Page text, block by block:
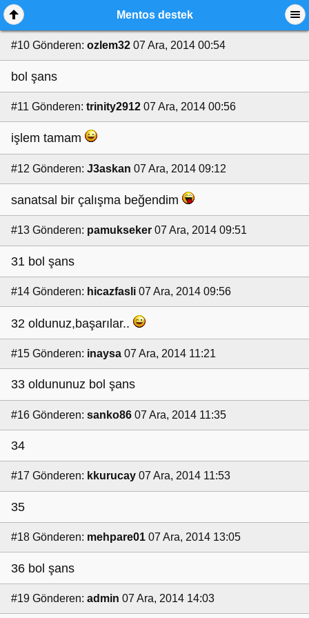
Mentos destek
#10 Gönderen: ozlem32 07 Ara, 2014 00:54
bol şans
#11 Gönderen: trinity2912 07 Ara, 2014 00:56
işlem tamam
#12 Gönderen: J3askan 07 Ara, 2014 09:12
sanatsal bir çalışma beğendim
#13 Gönderen: pamukseker 07 Ara, 2014 09:51
31 bol şans
#14 Gönderen: hicazfasli 07 Ara, 2014 09:56
32 oldunuz,başarılar..
#15 Gönderen: inaysa 07 Ara, 2014 11:21
33 oldununuz bol şans
#16 Gönderen: sanko86 07 Ara, 2014 11:35
34
#17 Gönderen: kkurucay 07 Ara, 2014 11:53
35
#18 Gönderen: mehpare01 07 Ara, 2014 13:05
36 bol şans
#19 Gönderen: admin 07 Ara, 2014 14:03